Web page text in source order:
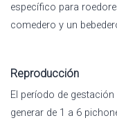
específico para
comedero y un
Reproducción
El período de
generar de 1 a 6